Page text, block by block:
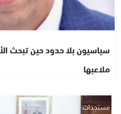
سياسيون بلا حدود حين تبحث
ملاعبها
مستجدات